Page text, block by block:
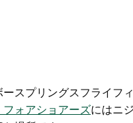
ースプリングスフライフ
フォアショアーズにはニ